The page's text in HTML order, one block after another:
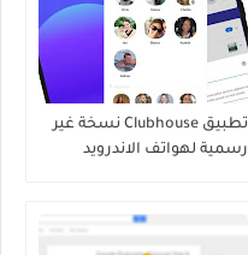
تطبيق Clubhouse نسخة غير
رسمية لهواتف الاندرويد